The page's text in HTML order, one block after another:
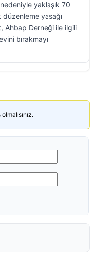
nedeniyle yaklaşık 70
düzenleme yasağı
Ahbap Derneği ile ilgili
bırakmayı